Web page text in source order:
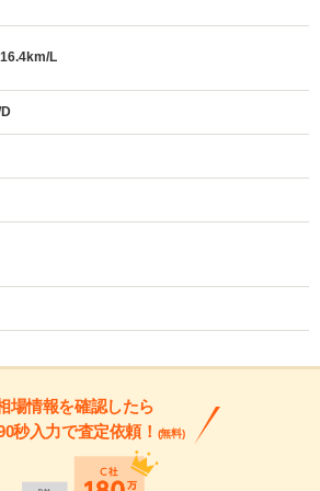
L
場情報を確認したら
秒入力で査定依頼！ (無料)